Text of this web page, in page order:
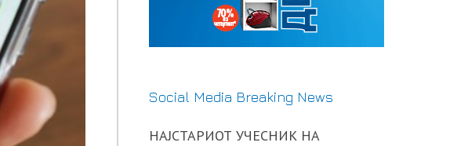
Social Media Breaking News
НАЈСТАРИОТ УЧЕСНИК НА